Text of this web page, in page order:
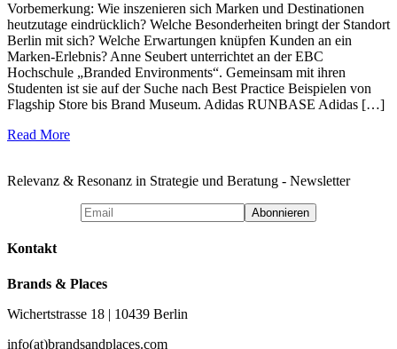
Vorbemerkung: Wie inszenieren sich Marken und Destinationen
heutzutage eindrücklich? Welche Besonderheiten bringt der Standort
Berlin mit sich? Welche Erwartungen knüpfen Kunden an ein
Marken-Erlebnis? Anne Seubert unterrichtet an der EBC
Hochschule „Branded Environments“. Gemeinsam mit ihren
Studenten ist sie auf der Suche nach Best Practice Beispielen von
Flagship Store bis Brand Museum. Adidas RUNBASE Adidas […]
Read More
Relevanz & Resonanz in Strategie und Beratung - Newsletter
Kontakt
Brands & Places
Wichertstrasse 18 | 10439 Berlin
info(at)brandsandplaces.com